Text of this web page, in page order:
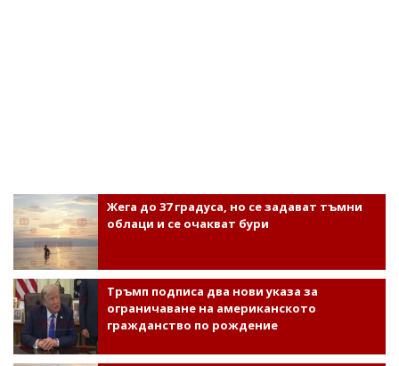
Жега до 37 градуса, но се задават тъмни
облаци и се очакват бури
Тръмп подписа два нови указа за
ограничаване на американското
гражданство по рождение